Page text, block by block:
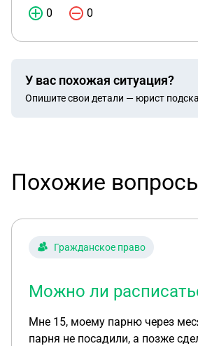
0 0
У вас похожая ситуация?
Опишите свои детали — юрист
Похожие
Гражданское право
Можно ли
Мне 15, моему парню через
парня не посадили, а позже